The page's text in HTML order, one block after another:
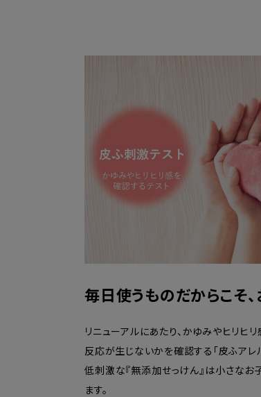
毎日使うものだからこそ
リニューアルにあたり、かゆみやヒリヒ
反応が生じないかを確認する「皮ふアレ
低刺激な『無添加せっけん』は小さな
ます。